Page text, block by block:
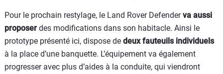
Pour le prochain restylage, le Land Rover Defenderva aussi
proposer des modifications dans son habitacle. Ainsi le
prototype présenté ici, dispose de deux fauteuils individuels
à la place d’une banquette. L’équipement va également
progresser avec plus d’aides à la conduite, qui viendront